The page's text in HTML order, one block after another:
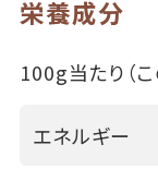
栄養成分
100g当たり（こ
エネルギー